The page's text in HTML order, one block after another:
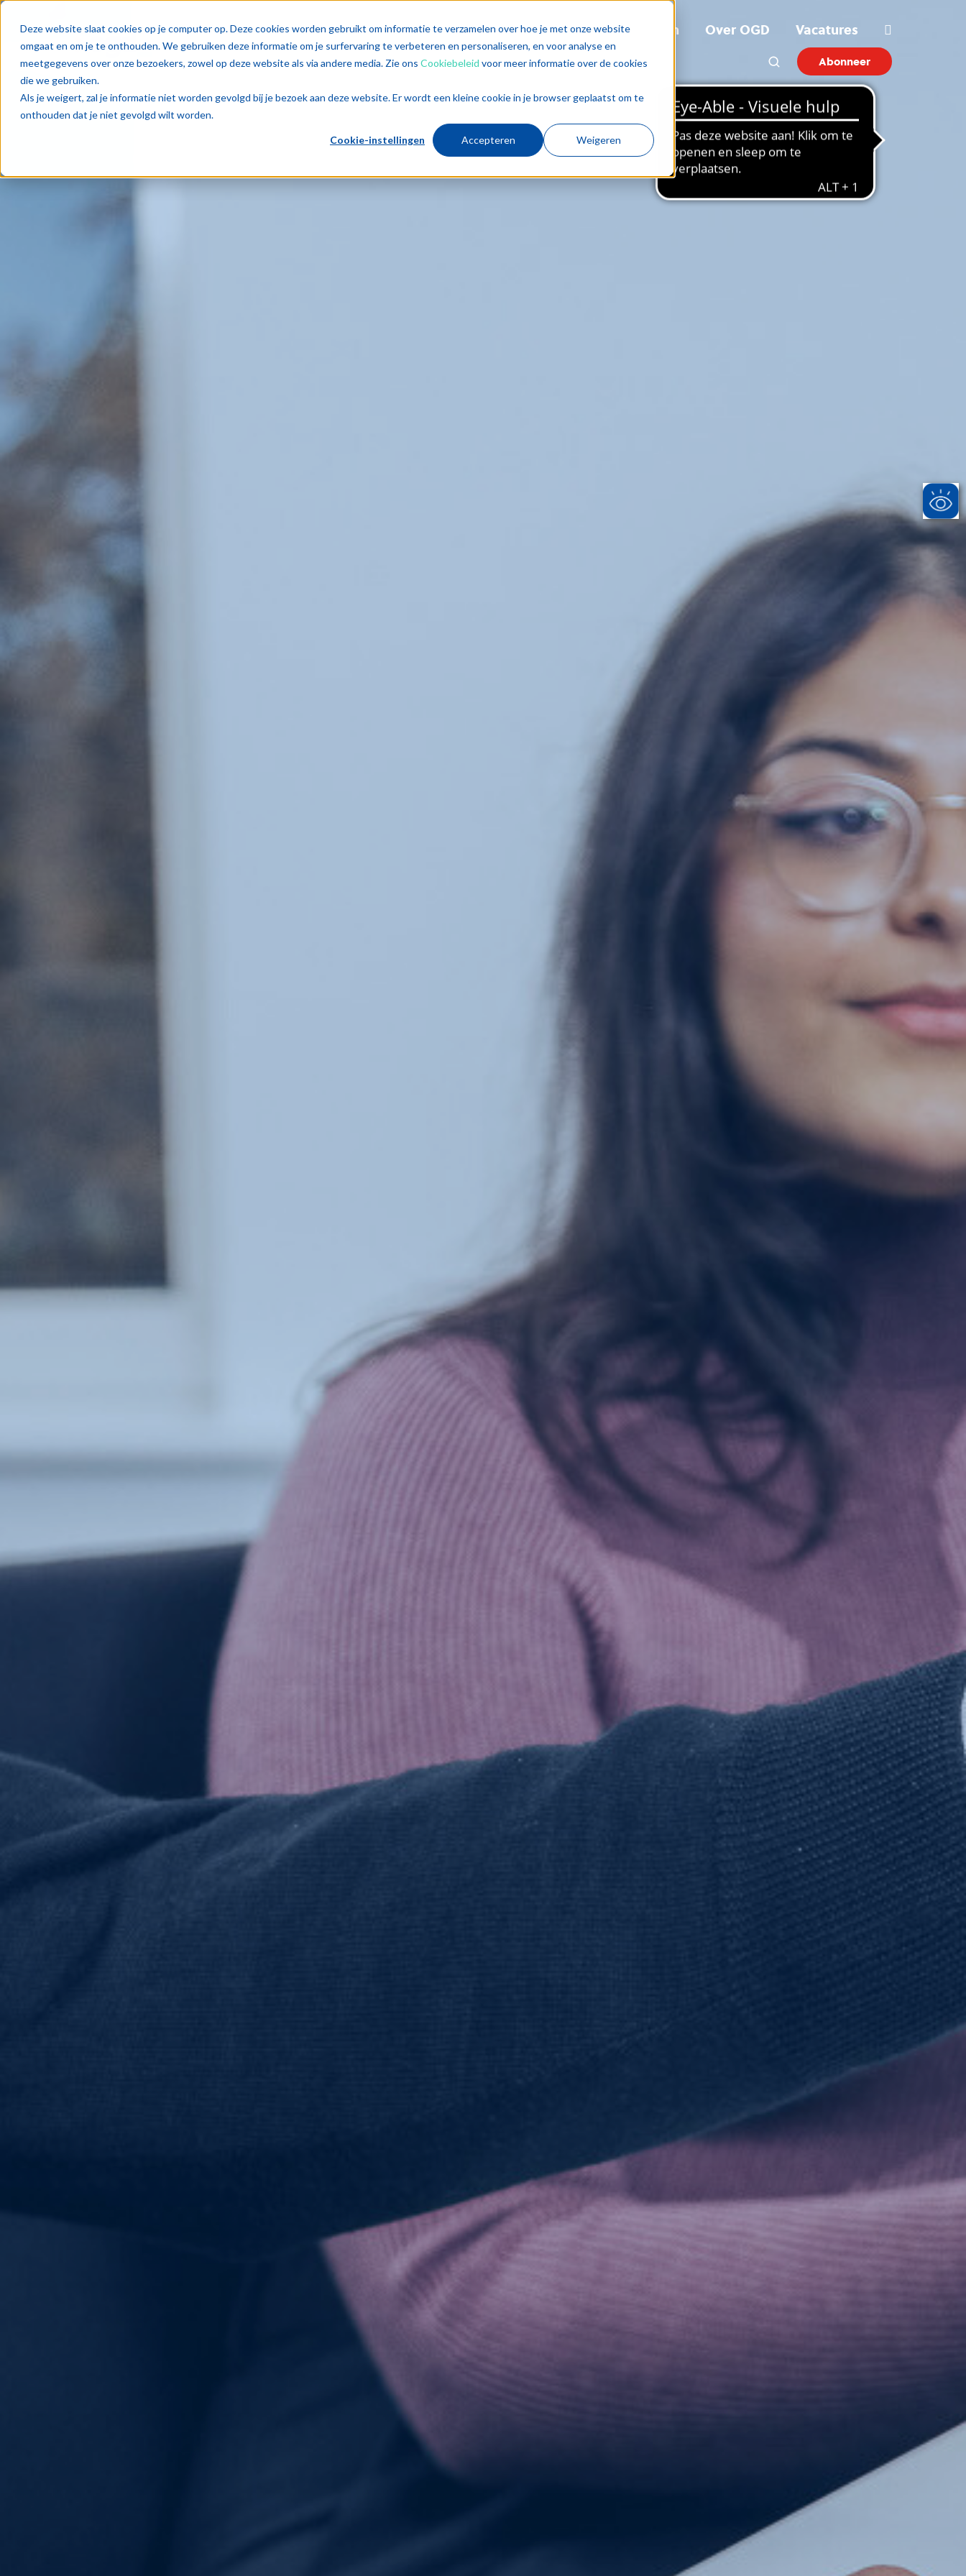
Deze website slaat cookies op je computer op. Deze cookies worden gebruikt om informatie te verzamelen over hoe je met onze website
omgaat en om je te onthouden. We gebruiken deze informatie om je surfervaring te verbeteren en personaliseren, en voor analyse en
meetgegevens over onze bezoekers, zowel op deze website als via andere media. Zie ons Cookiebeleid voor meer informatie over de cookies
die we gebruiken.
Als je weigert, zal je informatie niet worden gevolgd bij je bezoek aan deze website. Er wordt een kleine cookie in je browser geplaatst om te
onthouden dat je niet gevolgd wilt worden.
Cookie-instellingen Accepteren Weigeren
Oplossingen Diensten Sectoren Trends Inzichten Over OGD Vacatures
Abonneer